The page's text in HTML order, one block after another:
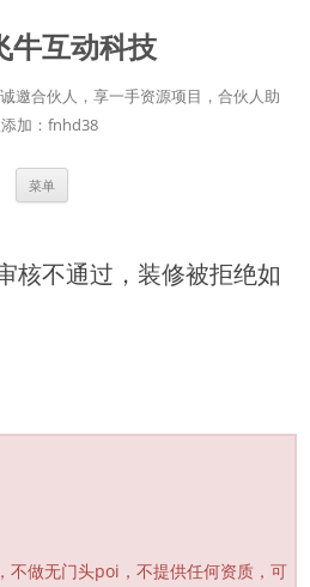
牛互动科技
邀合伙人，享一手资源项目，合伙人助
加：fnhd38
菜单
核不通过，装修被拒绝如
不做无门头poi，不提供任何资质，可